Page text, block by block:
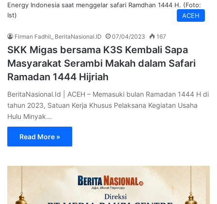
ACEH
Energy Indonesia saat menggelar safari Ramdhan 1444 H. (Foto:
Ist)
Firman Fadhil_ BeritaNasional.ID 07/04/2023 167
SKK Migas bersama K3S Kembali Sapa
Masyarakat Serambi Makah dalam Safari
Ramadan 1444 Hijriah
BeritaNasional.Id | ACEH – Memasuki bulan Ramadan 1444 H di
tahun 2023, Satuan Kerja Khusus Pelaksana Kegiatan Usaha
Hulu Minyak…
Read More »